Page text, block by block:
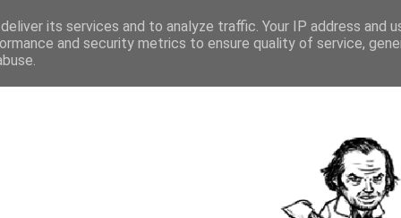
its services and to analyze traffic. Your IP address and
and security metrics to ensure quality of service,